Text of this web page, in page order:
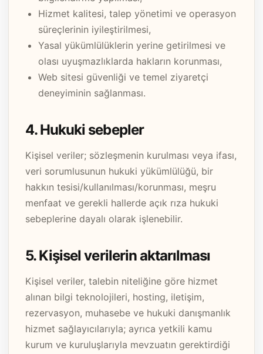
Hizmet kalitesi, talep yönetimi ve operasyon
süreçlerinin iyileştirilmesi,
Yasal yükümlülüklerin yerine getirilmesi ve
olası uyuşmazlıklarda hakların korunması,
Web sitesi güvenliği ve temel ziyaretçi
deneyiminin sağlanması.
4. Hukuki sebepler
Kişisel veriler; sözleşmenin kurulması veya ifası,
veri sorumlusunun hukuki yükümlülüğü, bir
hakkın tesisi/kullanılması/korunması, meşru
menfaat ve gerekli hallerde açık rıza hukuki
sebeplerine dayalı olarak işlenebilir.
5. Kişisel verilerin aktarılması
Kişisel veriler, talebin niteliğine göre hizmet
alınan bilgi teknolojileri, hosting, iletişim,
rezervasyon, muhasebe ve hukuki danışmanlık
hizmet sağlayıcılarıyla; ayrıca yetkili kamu
kurum ve kuruluşlarıyla mevzuatın gerektirdiği